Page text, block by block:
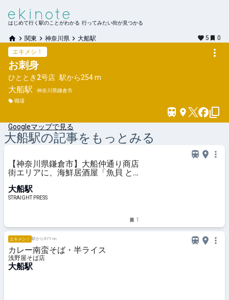
はじめて行く駅のことがわかる 行ってみたい街が見つかる
関東 神奈川県 大船駅 5
0
エキメシ！
お刺身
ひととき2号店 駅から254 m
大船駅
神奈川県鎌倉市
職場
Googleマップで見る
大船駅の記事をもっとみる
【神奈川県鎌倉市】大船仲通り商店
街エリアに、海鮮居酒屋「魚貝 と
大船駅
STRAIGHT PRESS
1
エキメシ！ 駅から577 m
カレー南蛮そば・半ライス
浅野屋そば店
大船駅